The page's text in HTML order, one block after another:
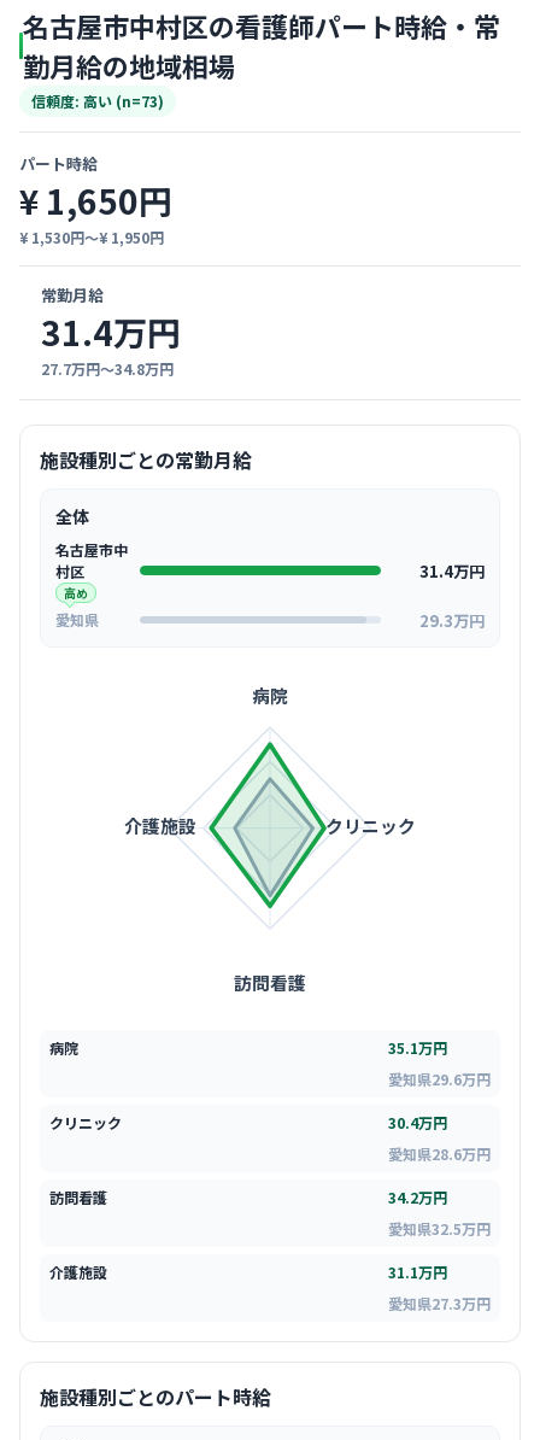
名古屋市中村区の看護師パート時給・常
勤月給の地域相場
信頼度: 高い (n=73)
パート時給
¥ 1,650円
¥ 1,530円〜¥ 1,950円
常勤月給
31.4万円
27.7万円〜34.8万円
施設種別ごとの常勤月給
全体
名古屋市中
村区
高め
31.4万円
愛知県 29.3万円
病院
クリニック
訪問看護
介護施設
病院
35.1万円
愛知県29.6万円
クリニック
30.4万円
愛知県28.6万円
訪問看護
34.2万円
愛知県32.5万円
介護施設
31.1万円
愛知県27.3万円
施設種別ごとのパート時給